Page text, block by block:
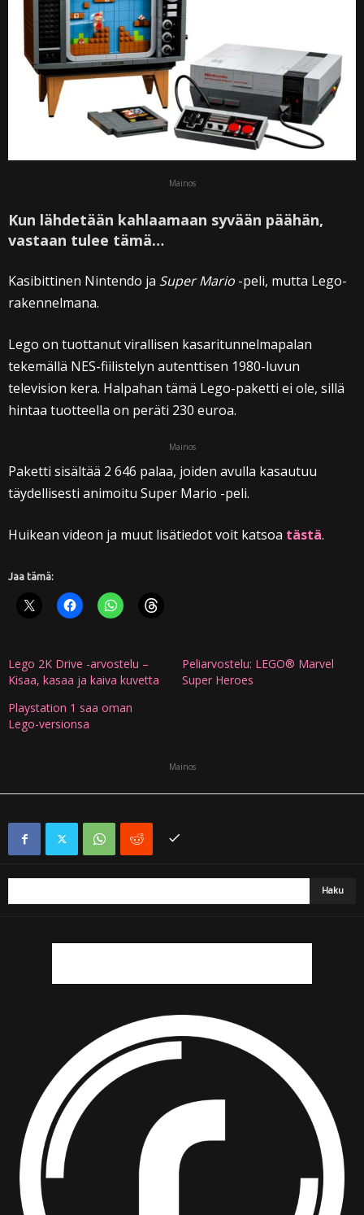
Mainos
Kun lähdetään kahlaamaan syvään päähän,
vastaan tulee tämä…
Kasibittinen Nintendo ja Super Mario -peli, mutta Lego-
rakennelmana.
Lego on tuottanut virallisen kasaritunnelmapalan
tekemällä NES-fiilistelyn autenttisen 1980-luvun
television kera. Halpahan tämä Lego-paketti ei ole, sillä
hintaa tuotteella on peräti 230 euroa.
Mainos
Paketti sisältää 2 646 palaa, joiden avulla kasautuu
täydellisesti animoitu Super Mario -peli.
Huikean videon ja muut lisätiedot voit katsoa tästä.
Jaa tämä:
Lego 2K Drive -arvostelu –
Kisaa, kasaa ja kaiva kuvetta
Peliarvostelu: LEGO® Marvel
Super Heroes
Playstation 1 saa oman
Lego-versionsa
Mainos